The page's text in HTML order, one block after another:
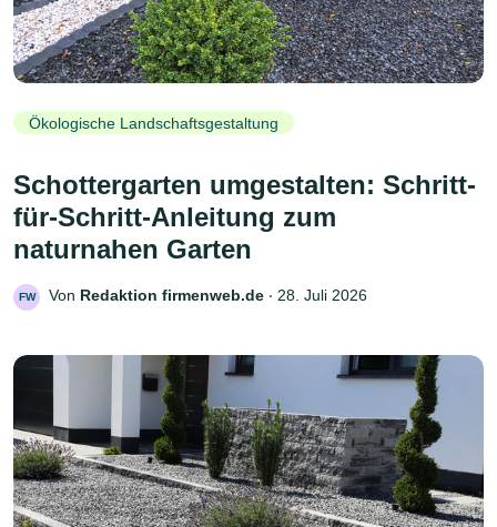
Ökologische Landschaftsgestaltung
Schottergarten umgestalten: Schritt-
für-Schritt-Anleitung zum
naturnahen Garten
FW Von Redaktion firmenweb.de ‧ 28. Juli 2026